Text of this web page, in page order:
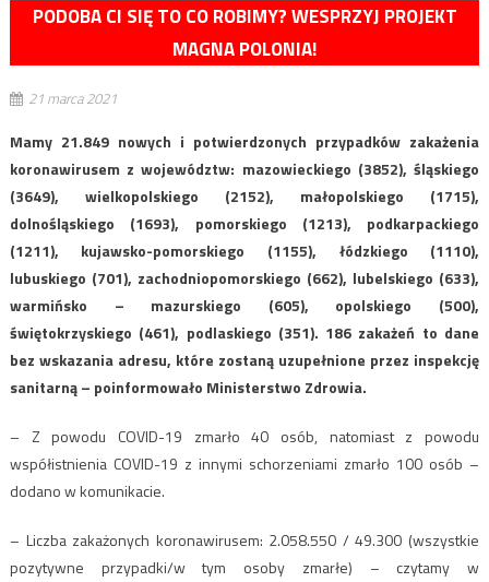
PODOBA CI SIĘ TO CO ROBIMY? WESPRZYJ PROJEKT
MAGNA POLONIA!
21 marca 2021
Mamy 21.849 nowych i potwierdzonych przypadków zakażenia
koronawirusem z województw: mazowieckiego (3852), śląskiego
(3649), wielkopolskiego (2152), małopolskiego (1715),
dolnośląskiego (1693), pomorskiego (1213), podkarpackiego
(1211), kujawsko-pomorskiego (1155), łódzkiego (1110),
lubuskiego (701), zachodniopomorskiego (662), lubelskiego (633),
warmińsko – mazurskiego (605), opolskiego (500),
świętokrzyskiego (461), podlaskiego (351). 186 zakażeń to dane
bez wskazania adresu, które zostaną uzupełnione przez inspekcję
sanitarną – poinformowało Ministerstwo Zdrowia.
– Z powodu COVID-19 zmarło 40 osób, natomiast z powodu
współistnienia COVID-19 z innymi schorzeniami zmarło 100 osób –
dodano w komunikacie.
– Liczba zakażonych koronawirusem: 2.058.550 / 49.300 (wszystkie
pozytywne przypadki/w tym osoby zmarłe) – czytamy w